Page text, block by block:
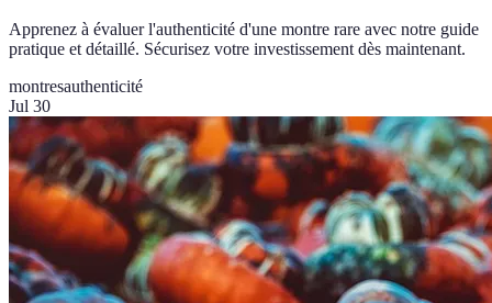
Apprenez à évaluer l'authenticité d'une montre rare avec notre guide
pratique et détaillé. Sécurisez votre investissement dès maintenant.
montresauthenticité
Jul 30